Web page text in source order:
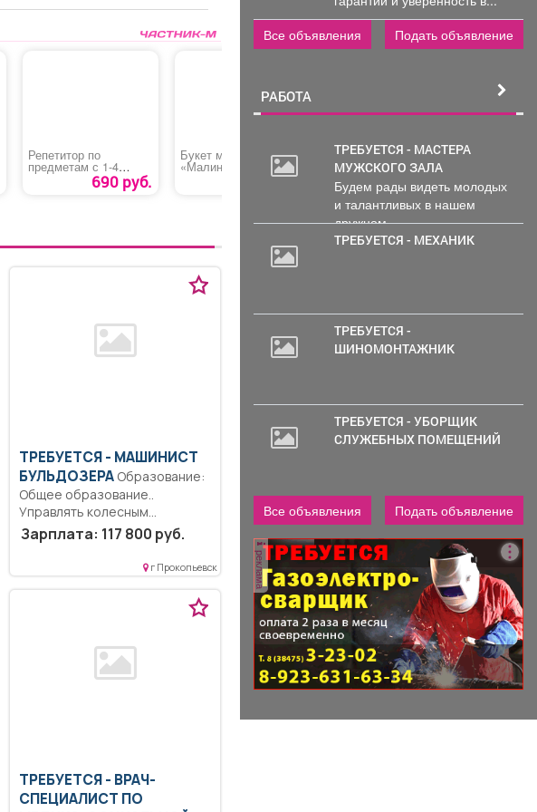
Репетитор по
предметам с 1-4
класс 690 руб.
Букет микс
«Малиновый закат»
3650 руб.
Букет «Белый Алтай»
1950 руб.
ТРЕБУЕТСЯ - МАШИНИСТ
БУЛЬДОЗЕРАОбразование:
Общее образование..
Управлять колесным
бульдозером БелАЗ при
строительстве,...
Зарплата: 117 800 руб.
г Прокопьевск
ТРЕБУЕТСЯ - ВРАЧ-
СПЕЦИАЛИСТ ПО
Все объявления Подать объявление
РАБОТА
ТРЕБУЕТСЯ - МАСТЕРА
МУЖСКОГО ЗАЛА
Будем рады видеть молодых
и талантливых в нашем
дружном...
ТРЕБУЕТСЯ - МЕХАНИК
ТРЕБУЕТСЯ -
ШИНОМОНТАЖНИК
ТРЕБУЕТСЯ - УБОРЩИК
СЛУЖЕБНЫХ ПОМЕЩЕНИЙ
Все объявления Подать объявление
реклама